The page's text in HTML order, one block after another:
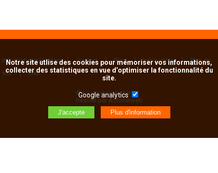
Informations légales Contact Blog Infos utiles
Plan du
site
Lien
© La vie moins chère
Réalisé par Actorielweb
Notre site utlise des cookies pour mémoriser vos informations,
collecter des statistiques en vue d’optimiser la fonctionnalité du
site.
Google analytics